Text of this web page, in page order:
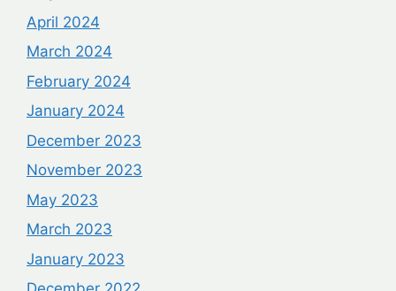
April 2024
March 2024
February 2024
January 2024
December 2023
November 2023
May 2023
March 2023
January 2023